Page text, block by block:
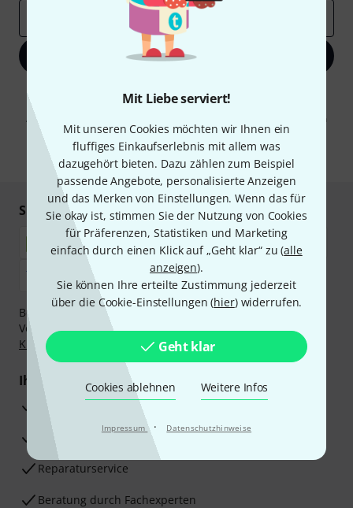
Mit Liebe serviert!
Mit unseren Cookies möchten wir Ihnen ein
fluffiges Einkaufserlebnis mit allem was
dazugehört bieten. Dazu zählen zum Beispiel
passende Angebote, personalisierte Anzeigen
und das Merken von Einstellungen. Wenn das für
Sie okay ist, stimmen Sie der Nutzung von Cookies
für Präferenzen, Statistiken und Marketing
einfach durch einen Klick auf „Geht klar“ zu (alle
anzeigen).
Sie können Ihre erteilte Zustimmung jederzeit
über die Cookie-Einstellungen (hier) widerrufen.
Geht klar
Cookies ablehnen Weitere Infos
Impressum · Datenschutzhinweise
Jetzt anmelden
Mit Klick auf „Jetzt anmelden“ stimmen Sie dem Erhalt von E-Mail-
Werbung und einer Messung des E-Mail-Nutzungsverhaltens zu. Die
Abmeldung ist jederzeit möglich. Weitere Informationen finden Sie in
unserenDatenschutzhinweisen.
* Pflichtfeld
Sicher einkaufen & bezahlen
Bezahlen Sie vertraulich und sicher per Nachnahme,
Vorkasse, PayPal, Amazon Pay,Klarna Sofort bezahlen
Klarna Ratenzahlung
oder Kreditkarte.
Ihre Vorteile
3 Jahre Thomann Garantie
30 Tage Money-Back-Garantie
Reparaturservice
Beratung durch Fachexperten